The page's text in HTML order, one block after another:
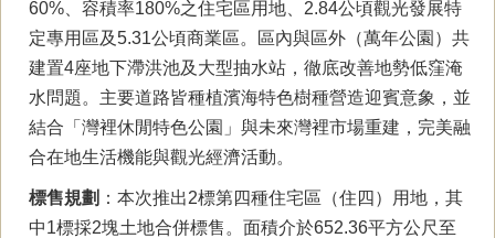
60%、容積率180%之住宅區用地、2.84公頃觀光發展特
定專用區及5.31公頃商業區。區內與區外（萬年公園）共
建置4座地下滯洪池及大型抽水站，徹底改善地勢低窪淹
水問題。主要道路皆種植濱海特色樹種營造迎賓意象，並
結合「灣裡休閒特色公園」與未來灣裡市場重建，完美融
合在地生活機能與觀光經濟活動。
標售規劃 ：本次推出2標第四種住宅區（住四）用地，其
中1標採2塊土地合併標售。面積介於652.36平方公尺至